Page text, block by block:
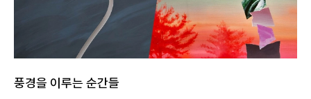
풍경을 이루는 순간들